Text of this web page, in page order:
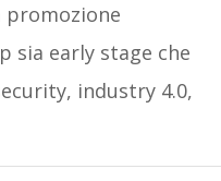
promozione
sia early stage che
industry 4.0,